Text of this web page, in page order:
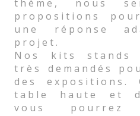
thème, nous
propositions
une réponse
projet.
Nos kits stands
très demandés
des expositions.
table haute et
vous pourrez